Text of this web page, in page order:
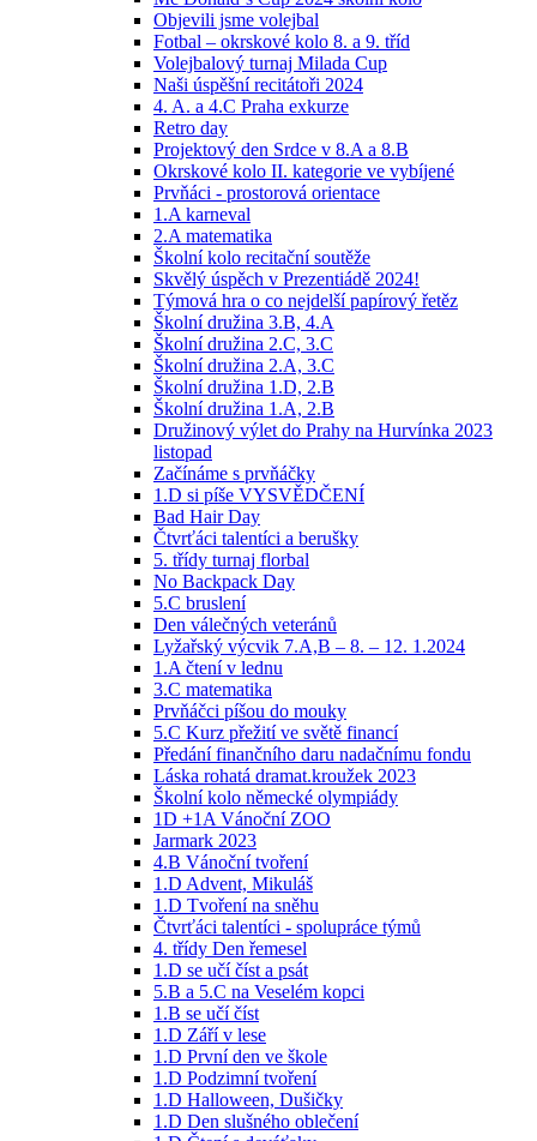
Objevili jsme volejbal
Fotbal – okrskové kolo 8. a 9. tříd
Volejbalový turnaj Milada Cup
Naši úspěšní recitátoři 2024
4. A. a 4.C Praha exkurze
Retro day
Projektový den Srdce v 8.A a 8.B
Okrskové kolo II. kategorie ve vybíjené
Prvňáci - prostorová orientace
1.A karneval
2.A matematika
Školní kolo recitační soutěže
Skvělý úspěch v Prezentiádě 2024!
Týmová hra o co nejdelší papírový řetěz
Školní družina 3.B, 4.A
Školní družina 2.C, 3.C
Školní družina 2.A, 3.C
Školní družina 1.D, 2.B
Školní družina 1.A, 2.B
Družinový výlet do Prahy na Hurvínka 2023
listopad
Začínáme s prvňáčky
1.D si píše VYSVĚDČENÍ
Bad Hair Day
Čtvrťáci talentíci a berušky
5. třídy turnaj florbal
No Backpack Day
5.C bruslení
Den válečných veteránů
Lyžařský výcvik 7.A,B – 8. – 12. 1.2024
1.A čtení v lednu
3.C matematika
Prvňáčci píšou do mouky
5.C Kurz přežití ve světě financí
Předání finančního daru nadačnímu fondu
Láska rohatá dramat.kroužek 2023
Školní kolo německé olympiády
1D +1A Vánoční ZOO
Jarmark 2023
4.B Vánoční tvoření
1.D Advent, Mikuláš
1.D Tvoření na sněhu
Čtvrťáci talentíci - spolupráce týmů
4. třídy Den řemesel
1.D se učí číst a psát
5.B a 5.C na Veselém kopci
1.B se učí číst
1.D Září v lese
1.D První den ve škole
1.D Podzimní tvoření
1.D Halloween, Dušičky
1.D Den slušného oblečení